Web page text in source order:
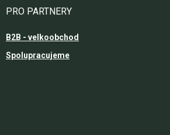
PRO PARTNERY
B2B - velkoobchod
Spolupracujeme